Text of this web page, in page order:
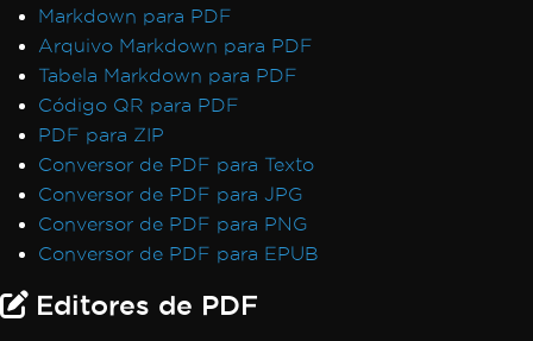
Markdown para PDF
Arquivo Markdown para PDF
Tabela Markdown para PDF
Código QR para PDF
PDF para ZIP
Conversor de PDF para Texto
Conversor de PDF para JPG
Conversor de PDF para PNG
Conversor de PDF para EPUB
Editores de PDF